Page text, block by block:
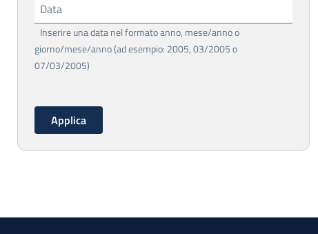
Data
Inserire una data nel formato anno, mese/anno o
giorno/mese/anno (ad esempio: 2005, 03/2005 o
07/03/2005)